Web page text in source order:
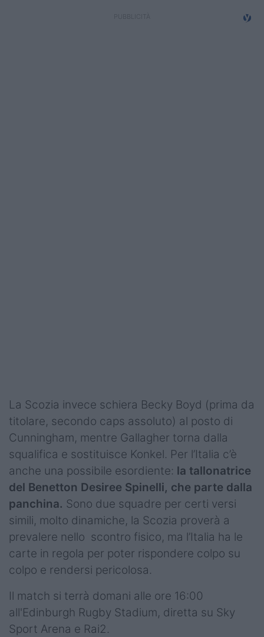
La Scozia invece schiera Becky Boyd (prima da
titolare, secondo caps assoluto) al posto di
Cunningham, mentre Gallagher torna dalla
squalifica e sostituisce Konkel. Per l’Italia c’è
anche una possibile esordiente: la tallonatrice
del Benetton Desiree Spinelli, che parte dalla
panchina. Sono due squadre per certi versi
simili, molto dinamiche, la Scozia proverà a
prevalere nello scontro fisico, ma l’Italia ha le
carte in regola per poter rispondere colpo su
colpo e rendersi pericolosa.
Il match si terrà domani alle ore 16:00
all'Edinburgh Rugby Stadium, diretta su Sky
Sport Arena e Rai2.